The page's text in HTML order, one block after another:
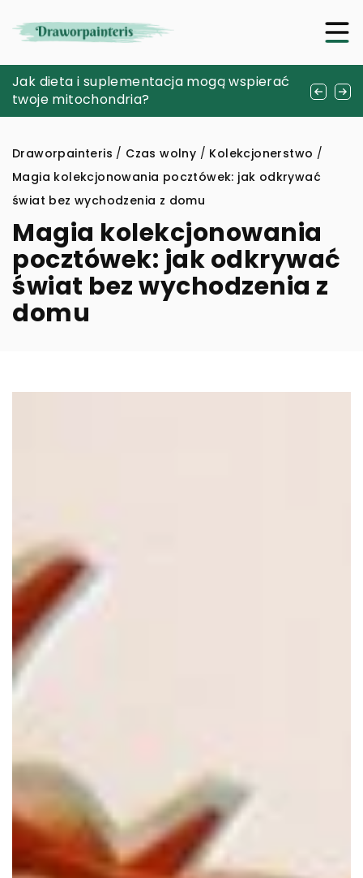
Jak wędkarstwo wpływa na rozwój
cierpliwości i wytrwałości?
Jak dieta i suplementacja mogą wspierać
twoje mitochondria?
Jak rehabilitacja może pomóc w poprawie
jakości życia?
Draworpainteris / Czas wolny / Kolekcjonerstwo /
Magia kolekcjonowania pocztówek: jak odkrywać
świat bez wychodzenia z domu
Magia kolekcjonowania
pocztówek: jak odkrywać
świat bez wychodzenia z
domu